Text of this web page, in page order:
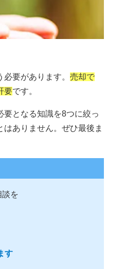
要があります。 売却で
要です。
となる知識を8つに絞っ
ありません。ぜひ最後ま
談を
す